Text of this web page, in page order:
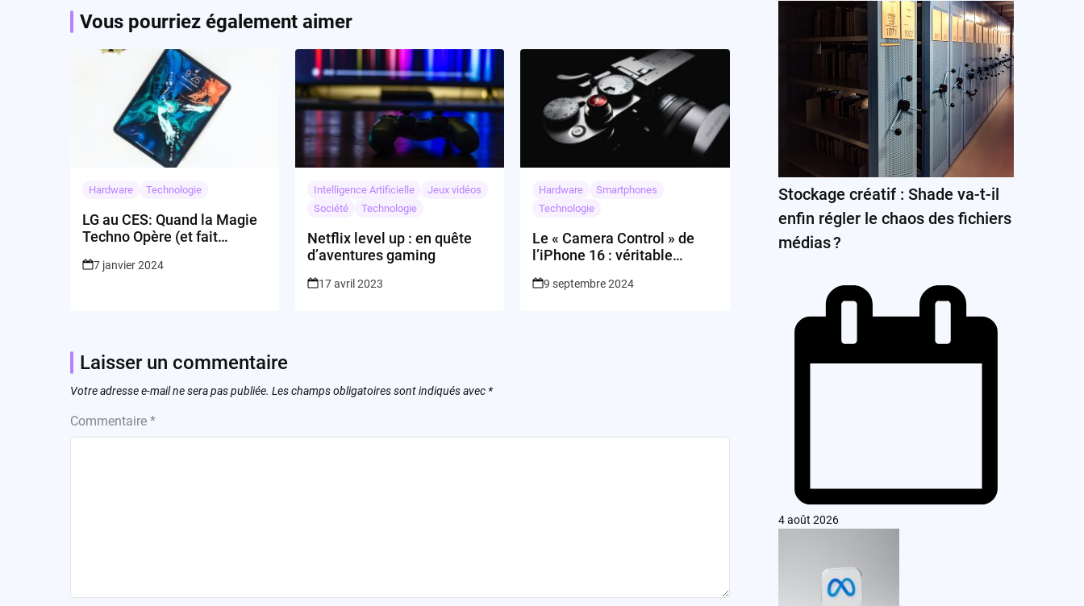
Vous pourriez également aimer
Hardware Technologie
LG au CES: Quand la Magie
Techno Opère (et fait
7 janvier 2024
Intelligence Artificielle
Jeux vidéos
Société
Technologie
Netflix level up : en quête
d’aventures gaming
17 avril 2023
Hardware
Smartphones
Technologie
Le « Camera Control » de
l’iPhone 16 : véritable
9 septembre 2024
Laisser un commentaire
Votre adresse e-mail ne sera pas publiée. Les champs obligatoires sont indiqués avec *
Commentaire *
Stockage créatif : Shade va-t-il
enfin régler le chaos des fichiers
médias ?
4 août 2026